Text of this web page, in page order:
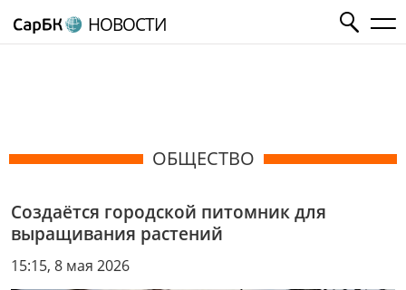
НОВОСТИ
ОБЩЕСТВО
Создаётся городской питомник для
выращивания растений
15:15, 8 мая 2026